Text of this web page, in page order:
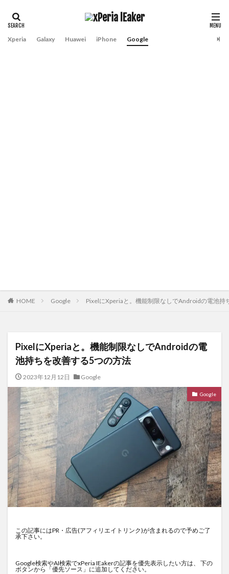
Xperia Galaxy Huawei iPhone Google
HOME Google PixelにXperiaと。機能制限なしでAndroidの電池持
PixelにXperiaと。機能制限なしでAndroidの電
池持ちを改善する5つの方法
2023年12月12日 Google
Google
この記事にはPR・広告(アフィリエイトリンク)が含まれるので予めご了
承下さい。
Google検索やAI検索でxPeria IEakerの記事を優先表示したい方は、 下の
ボタンから「優先ソース」に追加してください。